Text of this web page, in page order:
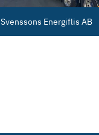
Svenssons Energiflis AB